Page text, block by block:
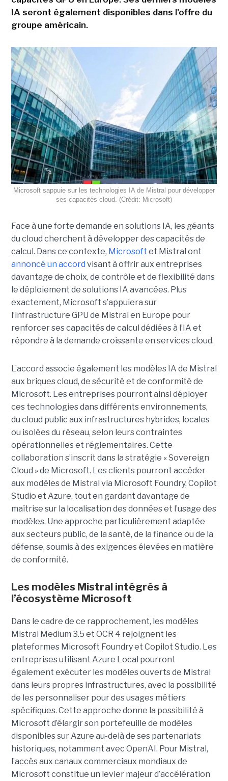
IA seront également disponibles dans l'offre du
groupe américain.
Microsoft sappuie sur les technologies IA de Mistral pour développer
ses capacités cloud. (Crédit: Microsoft)
Face à une forte demande en solutions IA, les géants
du cloud cherchent à développer des capacités de
calcul. Dans ce contexte, Microsoft et Mistral ont
annoncé un accord visant à offrir aux entreprises
davantage de choix, de contrôle et de flexibilité dans
le déploiement de solutions IA avancées. Plus
exactement, Microsoft s’appuiera sur
l’infrastructure GPU de Mistral en Europe pour
renforcer ses capacités de calcul dédiées à l’IA et
répondre à la demande croissante en services cloud.
L’accord associe également les modèles IA de Mistral
aux briques cloud, de sécurité et de conformité de
Microsoft. Les entreprises pourront ainsi déployer
ces technologies dans différents environnements,
du cloud public aux infrastructures hybrides, locales
ou isolées du réseau, selon leurs contraintes
opérationnelles et réglementaires. Cette
collaboration s’inscrit dans la stratégie « Sovereign
Cloud » de Microsoft. Les clients pourront accéder
aux modèles de Mistral via Microsoft Foundry, Copilot
Studio et Azure, tout en gardant davantage de
maîtrise sur la localisation des données et l’usage des
modèles. Une approche particulièrement adaptée
aux secteurs public, de la santé, de la finance ou de la
défense, soumis à des exigences élevées en matière
de conformité.
Les modèles Mistral intégrés à
l’écosystème Microsoft
Dans le cadre de ce rapprochement, les modèles
Mistral Medium 3.5 et OCR 4 rejoignent les
plateformes Microsoft Foundry et Copilot Studio. Les
entreprises utilisant Azure Local pourront
également exécuter les modèles ouverts de Mistral
dans leurs propres infrastructures, avec la possibilité
de les personnaliser pour des usages métiers
spécifiques. Cette approche donne la possibilité à
Microsoft d’élargir son portefeuille de modèles
disponibles sur Azure au-delà de ses partenariats
historiques, notamment avec OpenAI. Pour Mistral,
l’accès aux canaux commerciaux mondiaux de
Microsoft constitue un levier majeur d’accélération